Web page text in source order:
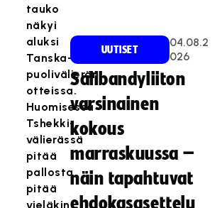
tauko
näkyi
aluksi
Tanska-
puolivälierän
otteissa.
Huomisessa
Tshekki-
välierässä
pitää
pallosta
pitää
vieläkin
UUTISET
04.08.2
026
Salibandyliiton
varsinainen
kokous
marraskuussa –
näin tapahtuvat
ehdokasasettelu